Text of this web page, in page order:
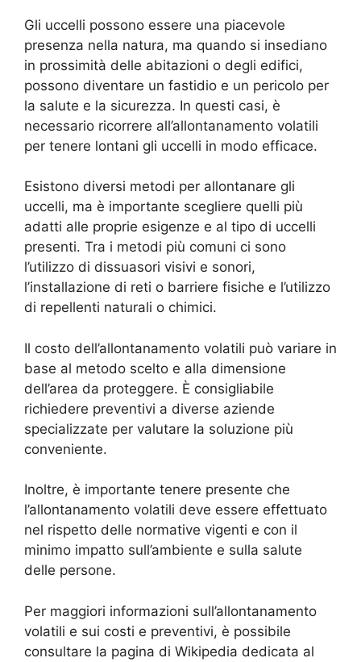
Gli uccelli possono essere una piacevole
presenza nella natura, ma quando si insediano
in prossimità delle abitazioni o degli edifici,
possono diventare un fastidio e un pericolo per
la salute e la sicurezza. In questi casi, è
necessario ricorrere all’allontanamento volatili
per tenere lontani gli uccelli in modo efficace.
Esistono diversi metodi per allontanare gli
uccelli, ma è importante scegliere quelli più
adatti alle proprie esigenze e al tipo di uccelli
presenti. Tra i metodi più comuni ci sono
l’utilizzo di dissuasori visivi e sonori,
l’installazione di reti o barriere fisiche e l’utilizzo
di repellenti naturali o chimici.
Il costo dell’allontanamento volatili può variare in
base al metodo scelto e alla dimensione
dell’area da proteggere. È consigliabile
richiedere preventivi a diverse aziende
specializzate per valutare la soluzione più
conveniente.
Inoltre, è importante tenere presente che
l’allontanamento volatili deve essere effettuato
nel rispetto delle normative vigenti e con il
minimo impatto sull’ambiente e sulla salute
delle persone.
Per maggiori informazioni sull’allontanamento
volatili e sui costi e preventivi, è possibile
consultare la pagina di Wikipedia dedicata al